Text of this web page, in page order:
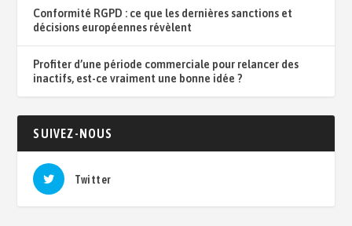
Conformité RGPD : ce que les dernières sanctions et
décisions européennes révèlent
Profiter d’une période commerciale pour relancer des
inactifs, est-ce vraiment une bonne idée ?
SUIVEZ-NOUS
Twitter